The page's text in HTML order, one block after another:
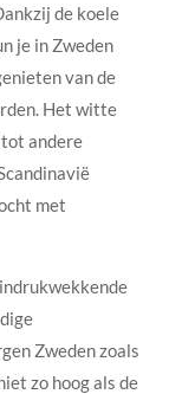
de koele
je in Zweden
van de
Het witte
andere
met
Zweden zoals
zo hoog als de